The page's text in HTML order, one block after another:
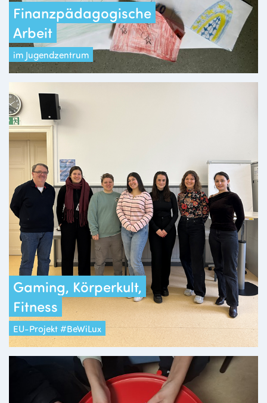
Finanzpädagogische
Arbeit
im Jugendzentrum
Gaming, Körperkult,
Fitness
EU-Projekt #BeWiLux